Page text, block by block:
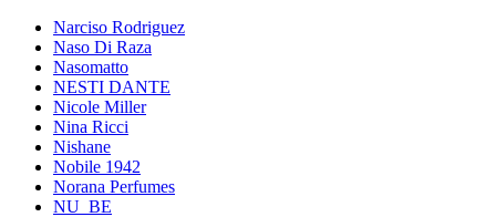
Narciso Rodriguez
Naso Di Raza
Nasomatto
NESTI DANTE
Nicole Miller
Nina Ricci
Nishane
Nobile 1942
Norana Perfumes
NU_BE